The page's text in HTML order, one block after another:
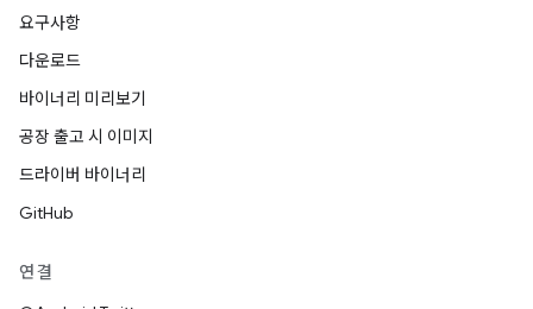
요구사항
다운로드
바이너리 미리보기
공장 출고 시 이미지
드라이버 바이너리
GitHub
연결